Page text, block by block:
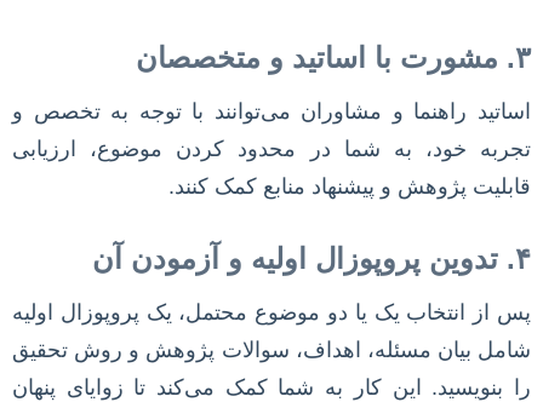
۳. مشورت با اساتید و متخصصان
اساتید راهنما و مشاوران می‌توانند با توجه به تخصص و
تجربه خود، به شما در محدود کردن موضوع، ارزیابی
قابلیت پژوهش و پیشنهاد منابع کمک کنند.
۴. تدوین پروپوزال اولیه و آزمودن آن
پس از انتخاب یک یا دو موضوع محتمل، یک پروپوزال اولیه
شامل بیان مسئله، اهداف، سوالات پژوهش و روش تحقیق
را بنویسید. این کار به شما کمک می‌کند تا زوایای پنهان